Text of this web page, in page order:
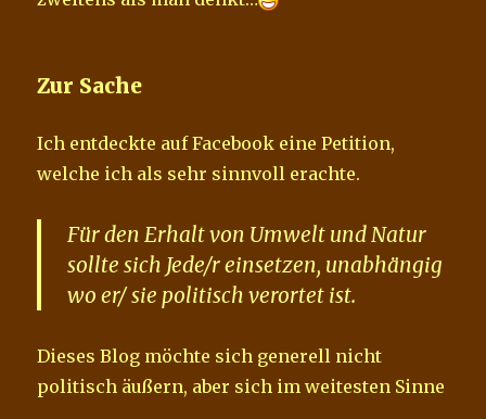
Zur Sache
Ich entdeckte auf Facebook eine Petition,
welche ich als sehr sinnvoll erachte.
Für den Erhalt von Umwelt und Natur
sollte sich Jede/r einsetzen, unabhängig
wo er/ sie politisch verortet ist.
Dieses Blog möchte sich generell nicht
politisch äußern, aber sich im weitesten Sinne